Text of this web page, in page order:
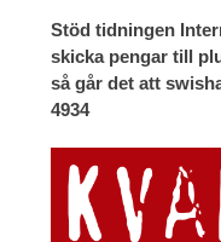
Stöd tidningen
skicka pengar till
så går det att
4934